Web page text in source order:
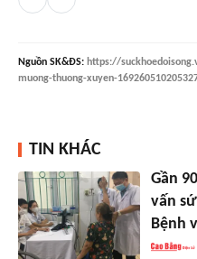
Nguồn SK&ĐS: https://
muong-thuong-xuyen-
TIN KHÁC
Gần
vấn
Bệnh